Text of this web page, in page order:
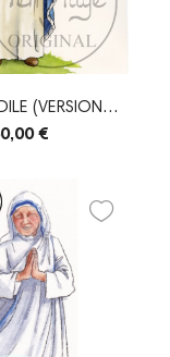
(VERSION
-...
€